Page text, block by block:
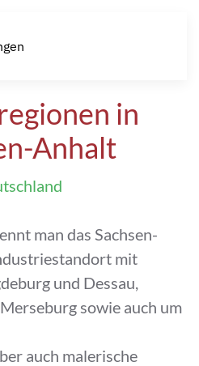
in
Anhalt
man das Sachsen-
mit
und Dessau,
sowie auch um
auch malerische